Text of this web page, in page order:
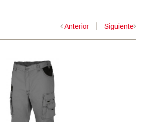
Anterior Siguiente